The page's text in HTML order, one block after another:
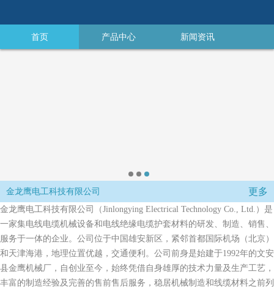
首页 产品中心 新闻资讯
金龙鹰电工科技有限公司 更多
金龙鹰电工科技有限公司（Jinlongying Electrical Technology Co., Ltd.） 是
一家集电线电缆机械设备和电线绝缘电缆护套材料的研发、制造、销售、
服务于一体的企业。公司位于中国雄安新区，紧邻首都国际机场（北京）
和天津海港，地理位置优越，交通便利。公司前身是始建于1992年的文安
县金鹰机械厂，自创业至今，始终凭借自身雄厚的技术力量及生产工艺，
丰富的制造经验及完善的售前售后服务，稳居机械制造和线缆材料之前列